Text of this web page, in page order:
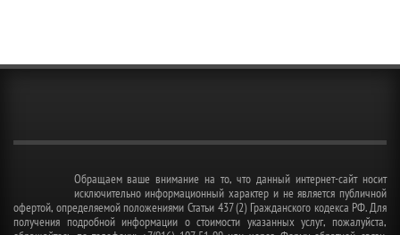
Обращаем ваше внимание на то, что данный интернет-сайт носит
исключительно информационный характер и не является публичной
офертой, определяемой положениями Статьи 437 (2) Гражданского кодекса РФ. Для
получения подробной информации о стоимости указанных услуг, пожалуйста,